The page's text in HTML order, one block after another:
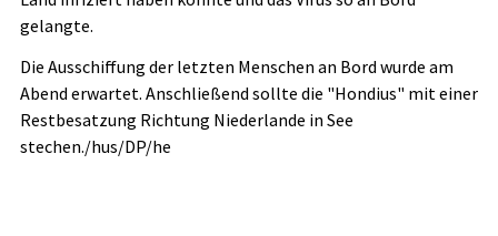
gelangte.
Die Ausschiffung der letzten Menschen an Bord wurde am
Abend erwartet. Anschließend sollte die "Hondius" mit einer
Restbesatzung Richtung Niederlande in See
stechen./hus/DP/he